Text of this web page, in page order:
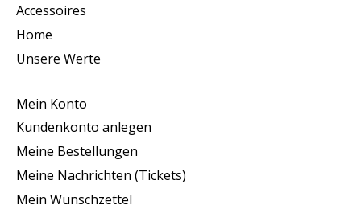
Accessoires
Home
Unsere Werte
Mein Konto
Kundenkonto anlegen
Meine Bestellungen
Meine Nachrichten (Tickets)
Mein Wunschzettel